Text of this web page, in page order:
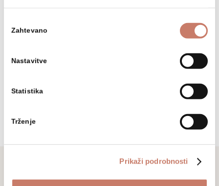
soglasja
Zahtevano
Nastavitve
Statistika
Trženje
Prikaži podrobnosti